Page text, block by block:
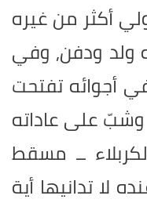
أكثر من غيره
ولد ودفن, وفي
أجوائه تفتحت
وشبّ على عاداته
ــ مسقط
لا تدانيها أية